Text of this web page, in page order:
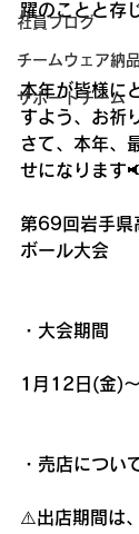
社員ブログ
チームウェア納品
サポートチーム
躍のことと存
本年が皆様に
すよう、お祈
さて、本年、
せになります
第69回岩手県
ボール大会
・大会期間
1月12日(金)
・売店につい
⚠️出店期間は